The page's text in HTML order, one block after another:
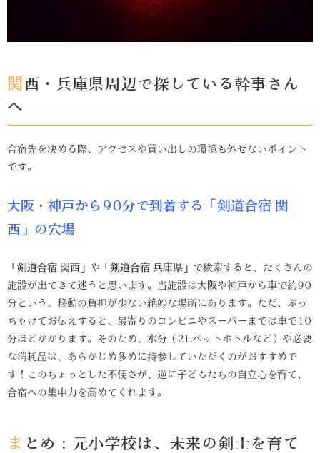
関西・兵庫県周辺で探している幹事さん
へ
合宿先を決める際、アクセスや買い出しの環境も外せないポイント
です。
大阪・神戸から90分で到着する「剣道合宿 関
西」の穴場
「 剣道合宿 関西 」や「 剣道合宿 兵庫県 」で検索すると、たくさんの
施設が出てきて迷うと思います。当施設は大阪や神戸から車で約90
分という、移動の負担が少ない絶妙な場所にあります。ただ、ぶっ
ちゃけてお伝えすると、最寄りのコンビニやスーパーまでは車で10
分ほどかかります。そのため、水分（2Lペットボトルなど）や必要
な消耗品は、あらかじめ多めに持参していただくのがおすすめで
す！このちょっとした不便さが、逆に子どもたちの自立心を育て、
合宿への集中力を高めてくれます。
まとめ：元小学校は、未来の剣士を育て